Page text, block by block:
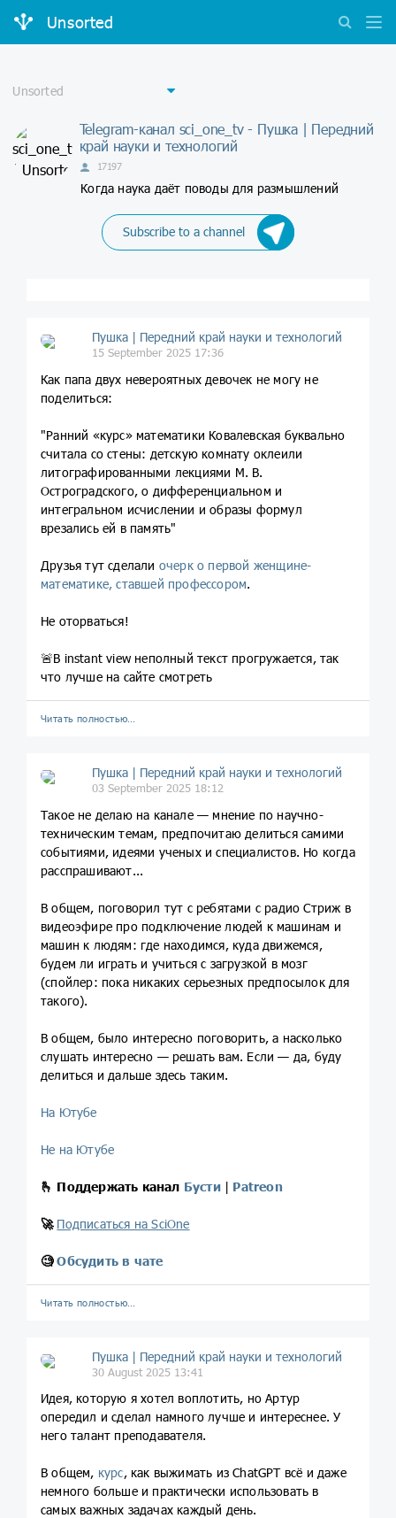
Unsorted
Telegram-канал sci_one_tv - Пушка | Передний
край науки и технологий
17197
Когда наука даёт поводы для размышлений
Subscribe to a channel
Пушка | Передний край науки и технологий
15 September 2025 17:36
Как папа двух невероятных девочек не могу не
поделиться:
"Ранний «курс» математики Ковалевская буквально
считала со стены: детскую комнату оклеили
литографированными лекциями М. В.
Остроградского, о дифференциальном и
интегральном исчислении и образы формул
врезались ей в память"
Друзья тут сделали очерк о первой женщине-
математике, ставшей профессором.
Не оторваться!
🚨В instant view неполный текст прогружается, так
что лучше на сайте смотреть
Читать полностью…
Пушка | Передний край науки и технологий
03 September 2025 18:12
Такое не делаю на канале — мнение по научно-
техническим темам, предпочитаю делиться самими
событиями, идеями ученых и специалистов. Но когда
расспрашивают...
В общем, поговорил тут с ребятами с радио Стриж в
видеоэфире про подключение людей к машинам и
машин к людям: где находимся, куда движемся,
будем ли играть и учиться с загрузкой в мозг
(спойлер: пока никаких серьезных предпосылок для
такого).
В общем, было интересно поговорить, а насколько
слушать интересно — решать вам. Если — да, буду
делиться и дальше здесь таким.
На Ютубе
Не на Ютубе
🫰 Поддержать канал Бусти| Patreon
🚀 Подписаться на SciOne
🧐 Обсудить в чате
Читать полностью…
Пушка | Передний край науки и технологий
30 August 2025 13:41
Идея, которую я хотел воплотить, но Артур
опередил и сделал намного лучше и интереснее. У
него талант преподавателя.
В общем, курс, как выжимать из ChatGPT всё и даже
немного больше и практически использовать в
самых важных задачах каждый день.